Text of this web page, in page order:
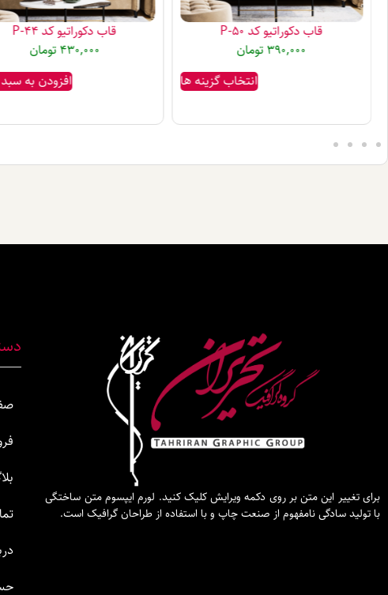
قاب دکوراتیو کد P-50
390,000 تومان
انتخاب گزینه ها
قاب دکوراتیو کد P-44
430,000 تومان
افزودن به
برای تغییر این متن بر روی دکمه ویرایش کلیک کنید. لورم ایپسوم متن ساختگی
با تولید سادگی نامفهوم از صنعت چاپ و با استفاده از طراحان گرافیک است.